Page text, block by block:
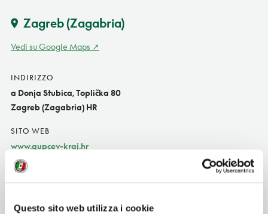
Questo sito web utilizza i cookie
Zagreb (Zagabria)
Vedi su Google Maps
INDIRIZZO
a Donja Stubica, Toplička 80
Zagreb (Zagabria) HR
SITO WEB
www.gupcev-kraj.hr
INDIRIZZO EMAIL
TELEFONO